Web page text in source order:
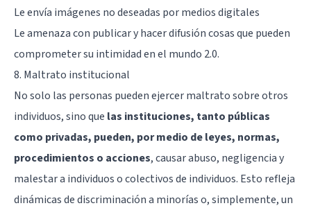
Le envía imágenes no deseadas por medios digitales
Le amenaza con publicar y hacer difusión cosas que pueden
comprometer su intimidad en el mundo 2.0.
8. Maltrato institucional
No solo las personas pueden ejercer maltrato sobre otros
individuos, sino que las instituciones, tanto públicas
como privadas, pueden, por medio de leyes, normas,
procedimientos o acciones, causar abuso, negligencia y
malestar a individuos o colectivos de individuos. Esto refleja
dinámicas de discriminación a minorías o, simplemente, un